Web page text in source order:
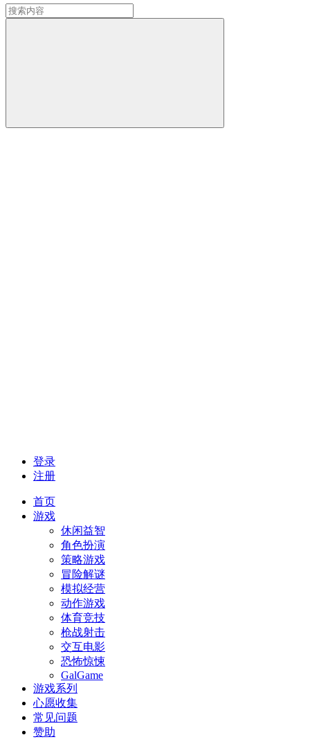
登录
注册
首页
游戏
休闲益智
角色扮演
策略游戏
冒险解谜
模拟经营
动作游戏
体育竞技
枪战射击
交互电影
恐怖惊悚
GalGame
游戏系列
心愿收集
常见问题
赞助